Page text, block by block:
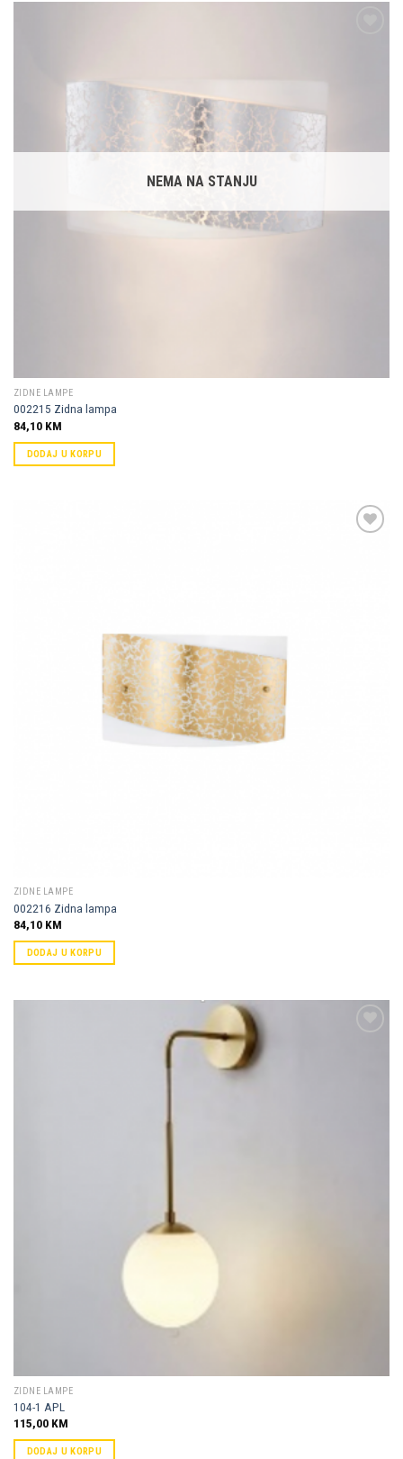
NEMA NA STANJU
ZIDNE LAMPE
002215 Zidna lampa
84,10 KM
DODAJ U KORPU
ZIDNE LAMPE
002216 Zidna lampa
84,10 KM
DODAJ U KORPU
ZIDNE LAMPE
104-1 APL
115,00 KM
DODAJ U KORPU